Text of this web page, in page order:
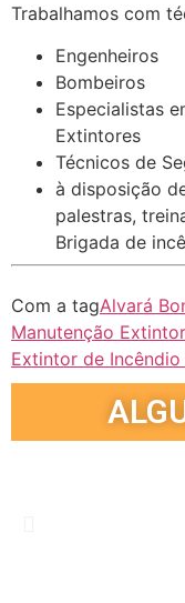
Trabalhamos com
Engenheiros
Bombeiros
Especialistas
Extintores
Técnicos de
à disposição
palestras,
Brigada de
Com a tagAlvará
Manutenção
Extintor de Incêndio